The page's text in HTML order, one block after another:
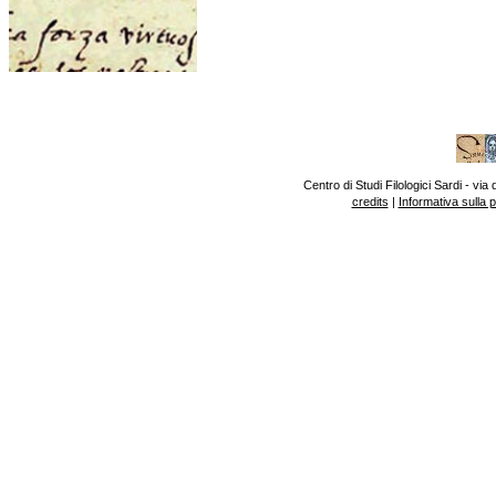
Centro di Studi Filologici Sardi - via
credits | Informativa sulla